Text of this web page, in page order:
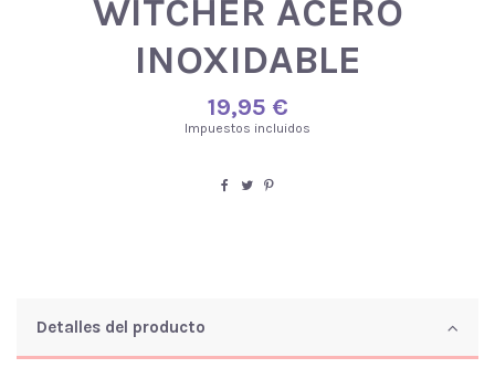
WITCHER ACERO
INOXIDABLE
19,95 €
Impuestos incluidos
Detalles del producto